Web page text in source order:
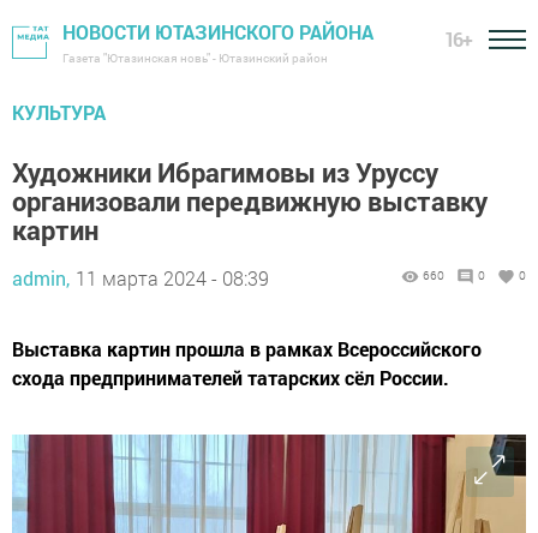
НОВОСТИ ЮТАЗИНСКОГО РАЙОНА
Газета "Ютазинская новь" - Ютазинский район
16+
КУЛЬТУРА
Художники Ибрагимовы из Уруссу
организовали передвижную выставку
картин
admin, 11 марта 2024 - 08:39 660 0 0
Выставка картин прошла в рамках Всероссийского
схода предпринимателей татарских сёл России.